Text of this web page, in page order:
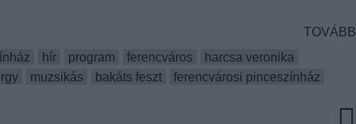
TOVÁBB
hír program ferencváros
harcsa veronika
muzsikás bakáts feszt ferencvárosi pinceszínház